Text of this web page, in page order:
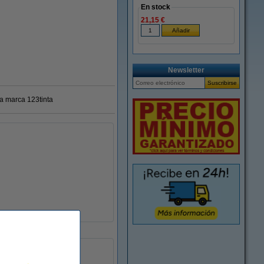
marca 123tinta
En stock
21,15 €
Newsletter